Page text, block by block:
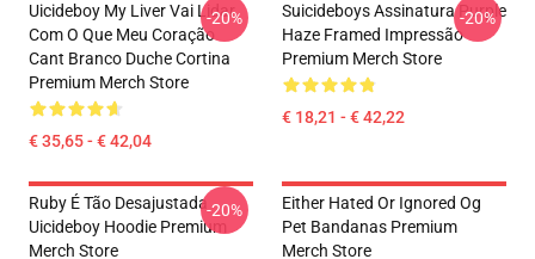
Uicideboy My Liver Vai Lidar
Com O Que Meu Coração
Cant Branco Duche Cortina
Premium Merch Store
€ 35,65 - € 42,04
-20%
Suicideboys Assinatura Purple
Haze Framed Impressão
Premium Merch Store
€ 18,21 - € 42,22
-20%
Ruby É Tão Desajustada
Uicideboy Hoodie Premium
Merch Store
-20%
Either Hated Or Ignored Og
Pet Bandanas Premium
Merch Store